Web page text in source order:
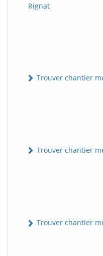
Rignat
Trouver chantier
Trouver chantier
Trouver chantier